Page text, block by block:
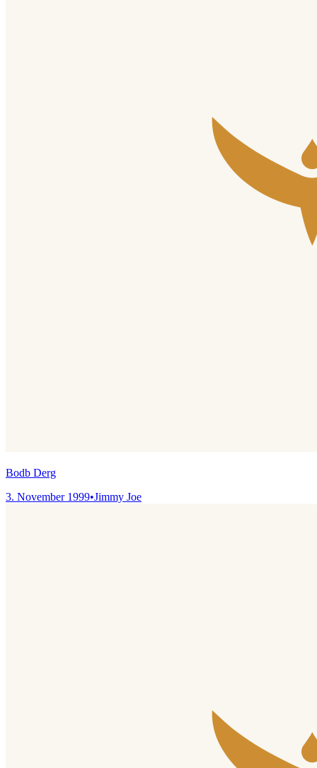
Bodb Derg
3. November 1999•Jimmy Joe